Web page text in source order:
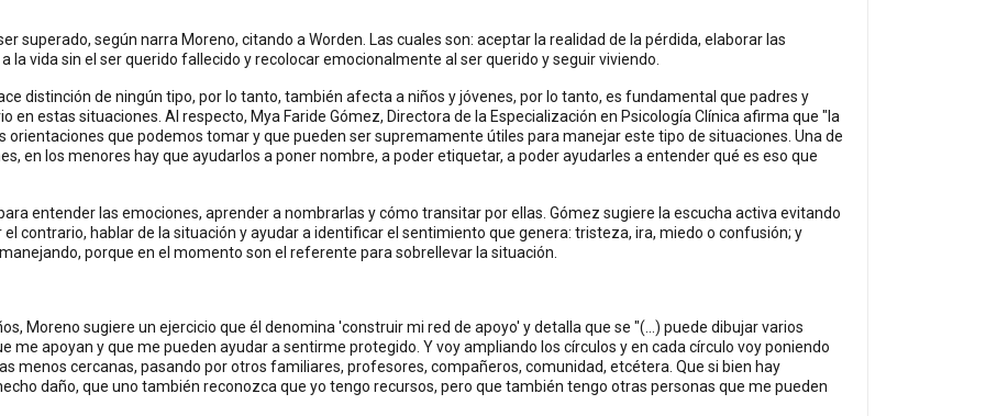
superado, según narra Moreno, citando a Worden. Las cuales son: aceptar la realidad de la pérdida, elaborar las
la vida sin el ser querido fallecido y recolocar emocionalmente al ser querido y seguir viviendo.
distinción de ningún tipo, por lo tanto, también afecta a niños y jóvenes, por lo tanto, es fundamental que padres y
estas situaciones. Al respecto, Mya Faride Gómez, Directora de la Especialización en Psicología Clínica afirma que "la
orientaciones que podemos tomar y que pueden ser supremamente útiles para manejar este tipo de situaciones. Una de
en los menores hay que ayudarlos a poner nombre, a poder etiquetar, a poder ayudarles a entender qué es eso que
entender las emociones, aprender a nombrarlas y cómo transitar por ellas. Gómez sugiere la escucha activa evitando
contrario, hablar de la situación y ayudar a identificar el sentimiento que genera: tristeza, ira, miedo o confusión; y
porque en el momento son el referente para sobrellevar la situación.
Moreno sugiere un ejercicio que él denomina 'construir mi red de apoyo' y detalla que se "(...) puede dibujar varios
me apoyan y que me pueden ayudar a sentirme protegido. Y voy ampliando los círculos y en cada círculo voy poniendo
menos cercanas, pasando por otros familiares, profesores, compañeros, comunidad, etcétera. Que si bien hay
daño, que uno también reconozca que yo tengo recursos, pero que también tengo otras personas que me pueden